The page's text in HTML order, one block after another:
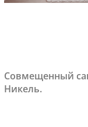
Совмещенный
Никель.